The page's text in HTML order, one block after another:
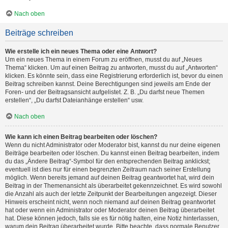
Nach oben
Beiträge schreiben
Wie erstelle ich ein neues Thema oder eine Antwort?
Um ein neues Thema in einem Forum zu eröffnen, musst du auf „Neues
Thema“ klicken. Um auf einen Beitrag zu antworten, musst du auf „Antworten“
klicken. Es könnte sein, dass eine Registrierung erforderlich ist, bevor du einen
Beitrag schreiben kannst. Deine Berechtigungen sind jeweils am Ende der
Foren- und der Beitragsansicht aufgelistet. Z. B. „Du darfst neue Themen
erstellen“, „Du darfst Dateianhänge erstellen“ usw.
Nach oben
Wie kann ich einen Beitrag bearbeiten oder löschen?
Wenn du nicht Administrator oder Moderator bist, kannst du nur deine eigenen
Beiträge bearbeiten oder löschen. Du kannst einen Beitrag bearbeiten, indem
du das „Ändere Beitrag“-Symbol für den entsprechenden Beitrag anklickst;
eventuell ist dies nur für einen begrenzten Zeitraum nach seiner Erstellung
möglich. Wenn bereits jemand auf deinen Beitrag geantwortet hat, wird dein
Beitrag in der Themenansicht als überarbeitet gekennzeichnet. Es wird sowohl
die Anzahl als auch der letzte Zeitpunkt der Bearbeitungen angezeigt. Dieser
Hinweis erscheint nicht, wenn noch niemand auf deinen Beitrag geantwortet
hat oder wenn ein Administrator oder Moderator deinen Beitrag überarbeitet
hat. Diese können jedoch, falls sie es für nötig halten, eine Notiz hinterlassen,
warum dein Beitrag überarbeitet wurde. Bitte beachte, dass normale Benutzer